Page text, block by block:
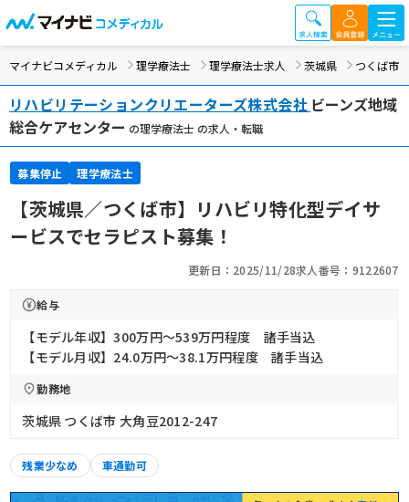
マイナビコメディカル 理学療法士 理学療法士求人 茨城県 つくば市
リハビリテーションクリエーターズ株式会社 ビーンズ地域
総合ケアセンター の理学療法士 の求人・転職
募集停止 理学療法士
【茨城県／つくば市】リハビリ特化型デイサ
ービスでセラピスト募集！
更新日：2025/11/28求人番号：9122607
給与
【モデル年収】300万円〜539万円程度 諸手当込
【モデル月収】24.0万円〜38.1万円程度 諸手当込
勤務地
茨城県 つくば市 大角豆2012-247
残業少なめ 車通勤可